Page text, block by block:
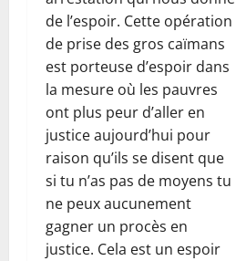
de l’espoir. Cette opération
de prise des gros caïmans
est porteuse d’espoir dans
la mesure où les pauvres
ont plus peur d’aller en
justice aujourd’hui pour
raison qu’ils se disent que
si tu n’as pas de moyens tu
ne peux aucunement
gagner un procès en
justice. Cela est un espoir